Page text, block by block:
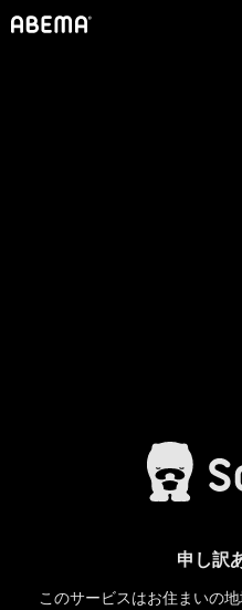
申し訳
このサービスはお住まいの